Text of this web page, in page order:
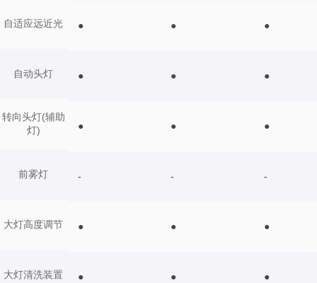
自适应远近光
自动头灯
转向头灯(辅助
灯)
前雾灯
大灯高度调节
大灯清洗装置
● ● ●
● ● ●
● ● ●
- - -
● ● ●
● ● ●